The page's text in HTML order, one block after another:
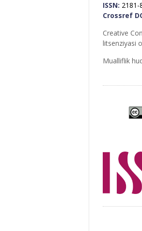
ISSN: 2181-
Crossref
Creative
litsenziyasi
Mualliflik